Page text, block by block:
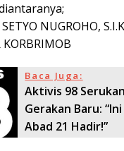
SETYO NUGROHO,
KORBRIMOB
Baca Juga:
Aktivis 98
Gerakan Baru:
Abad 21 Hadir!”